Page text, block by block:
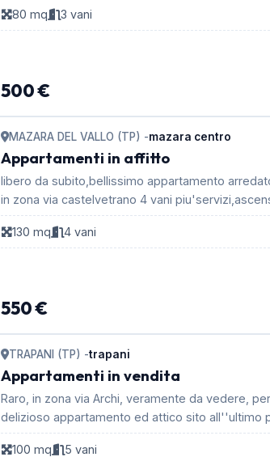
80 mq 3 vani
500 €
MAZARA DEL VALLO (TP) -mazara centro
Appartamenti in affitto
libero da subito,bellissimo appartamento
in zona via castelvetrano 4 vani
130 mq 4 vani
550 €
TRAPANI (TP) -trapani
Appartamenti in vendita
Raro, in zona via Archi, veramente da vedere,
delizioso appartamento ed attico sito all''ultimo
100 mq 5 vani